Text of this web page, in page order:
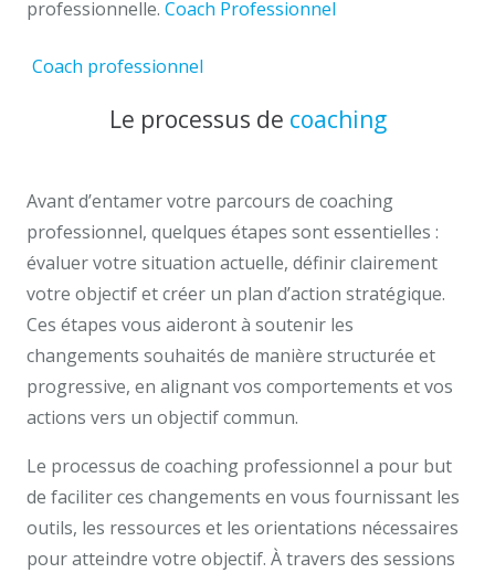
professionnelle. Coach Professionnel
Coach professionnel
Le processus de coaching
Avant d’entamer votre parcours de coaching
professionnel, quelques étapes sont essentielles :
évaluer votre situation actuelle, définir clairement
votre objectif et créer un plan d’action stratégique.
Ces étapes vous aideront à soutenir les
changements souhaités de manière structurée et
progressive, en alignant vos comportements et vos
actions vers un objectif commun.
Le processus de coaching professionnel a pour but
de faciliter ces changements en vous fournissant les
outils, les ressources et les orientations nécessaires
pour atteindre votre objectif. À travers des sessions